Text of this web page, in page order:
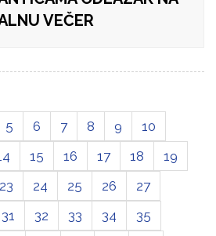
VEČER
5 6 7 8 9
10
15 16 17 18
19
23 24 25 26
27
31 32 33 34
35